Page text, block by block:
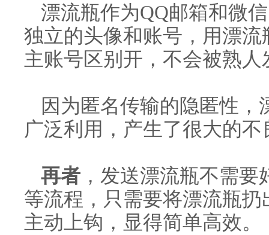
漂流瓶作为QQ邮箱和微
独立的头像和账号，用漂
主账号区别开，不会被熟人
因为匿名传输的隐匿性
广泛利用，产生了很大的不
再者 ，发送漂流瓶不需
等流程，只需要将漂流瓶
主动上钩，显得简单高效。